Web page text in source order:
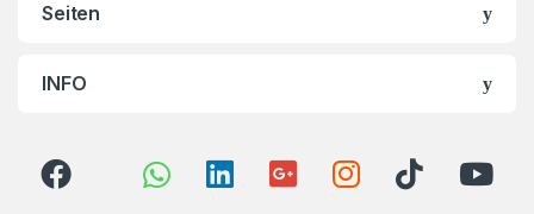
Seiten
INFO